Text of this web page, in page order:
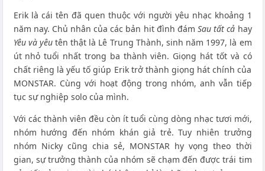
Erik là cái tên đã quen thuộc với người yêu nhạc khoảng 1
năm nay. Chủ nhân của các bản hit đình đámSau tất cả hay
Yêu và yêutên thật là Lê Trung Thành, sinh năm 1997, là em
út nhỏ tuổi nhất trong ba thành viên. Giọng hát tốt và có
chất riêng là yếu tố giúp Erik trở thành giọng hát chính của
MONSTAR. Cùng với hoạt động trong nhóm, anh vẫn tiếp
tục sự nghiệp solo của mình.
Với các thành viên đều còn ít tuổi cùng dòng nhạc tươi mới,
nhóm hướng đến nhóm khán giả trẻ. Tuy nhiên trưởng
nhóm Nicky cũng chia sẻ, MONSTAR hy vọng theo thời
gian, sự trưởng thành của nhóm sẽ chạm đến được trái tim